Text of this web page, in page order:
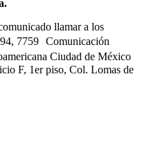
llamar a los
7759 Comunicación
Ciudad de México
F, 1er piso, Col. Lomas de